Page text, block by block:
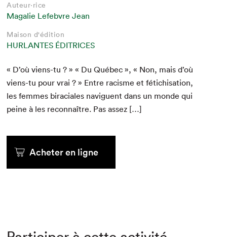
Auteur·rice
Magalie Lefebvre Jean
Maison d'édition
HURLANTES ÉDITRICES
« D’où viens-tu ? » « Du Québec », « Non, mais d’où
viens-tu pour vrai ? » Entre racisme et fétichi­sa­tion,
les femmes bira­ciales nav­iguent dans un monde qui
peine à les recon­naître. Pas assez […]
Acheter en ligne